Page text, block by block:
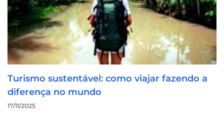
Turismo sustentável: como viajar fazendo a
diferença no mundo
17/11/2025